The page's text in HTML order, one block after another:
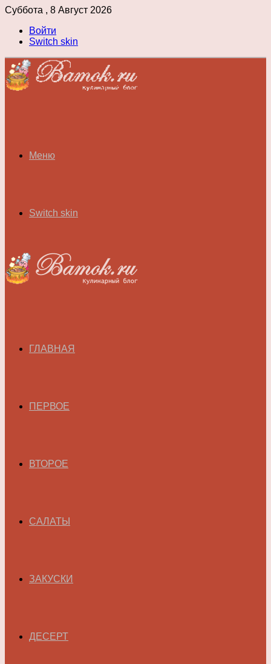
Суббота , 8 Август 2026
Войти
Switch skin
Меню
Switch skin
ГЛАВНАЯ
ПЕРВОЕ
ВТОРОЕ
САЛАТЫ
ЗАКУСКИ
ДЕСЕРТ